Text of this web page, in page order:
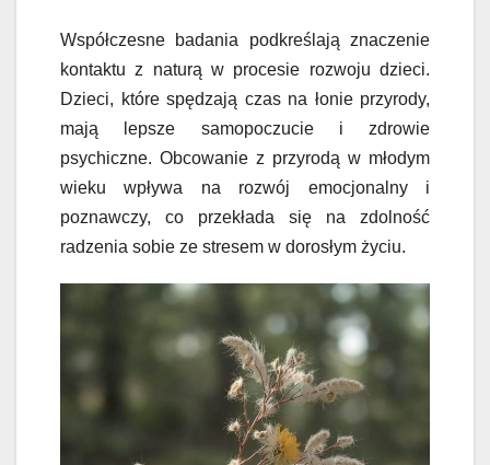
Współczesne badania podkreślają znaczenie
kontaktu z naturą w procesie rozwoju dzieci.
Dzieci, które spędzają czas na łonie przyrody,
mają lepsze samopoczucie i zdrowie
psychiczne. Obcowanie z przyrodą w młodym
wieku wpływa na rozwój emocjonalny i
poznawczy, co przekłada się na zdolność
radzenia sobie ze stresem w dorosłym życiu.